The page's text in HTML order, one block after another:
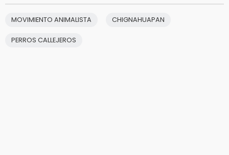
MOVIMIENTO ANIMALISTA CHIGNAHUAPAN
PERROS CALLEJEROS